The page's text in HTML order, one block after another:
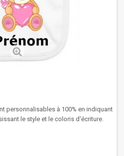
personnalisables à 100% en indiquant
le style et le coloris d'écriture.